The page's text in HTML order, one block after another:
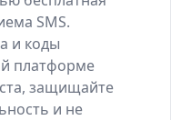
SMS.
и коды
платформе
защищайте
и не